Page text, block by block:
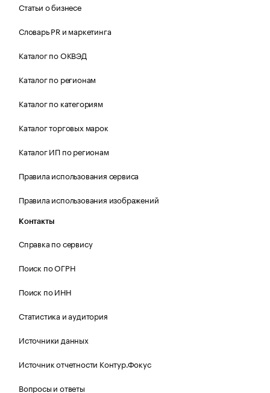
Статьи о бизнесе
Словарь PR и маркетинга
Каталог по ОКВЭД
Каталог по регионам
Каталог по категориям
Каталог торговых марок
Каталог ИП по регионам
Правила использования сервиса
Правила использования изображений
Контакты
Справка по сервису
Поиск по ОГРН
Поиск по ИНН
Статистика и аудитория
Источники данных
Источник отчетности Контур.Фокус
Вопросы и ответы